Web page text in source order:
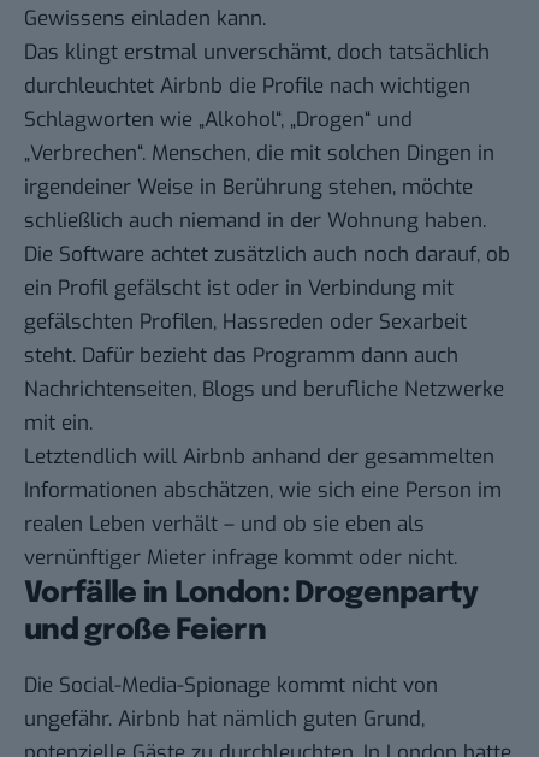
Gewissens einladen kann.
Das klingt erstmal unverschämt, doch tatsächlich
durchleuchtet Airbnb die Profile nach wichtigen
Schlagworten wie „Alkohol“, „Drogen“ und
„Verbrechen“. Menschen, die mit solchen Dingen in
irgendeiner Weise in Berührung stehen, möchte
schließlich auch niemand in der Wohnung haben.
Die Software achtet zusätzlich auch noch darauf, ob
ein Profil gefälscht ist oder in Verbindung mit
gefälschten Profilen, Hassreden oder Sexarbeit
steht. Dafür bezieht das Programm dann auch
Nachrichtenseiten, Blogs und berufliche Netzwerke
mit ein.
Letztendlich will Airbnb anhand der gesammelten
Informationen abschätzen, wie sich eine Person im
realen Leben verhält – und ob sie eben als
vernünftiger Mieter infrage kommt oder nicht.
Vorfälle in London: Drogenparty
und große Feiern
Die Social-Media-Spionage kommt nicht von
ungefähr. Airbnb hat nämlich guten Grund,